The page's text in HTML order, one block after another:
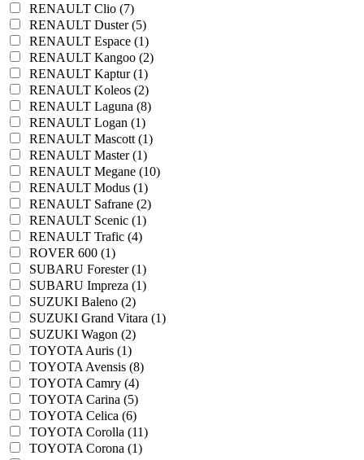
RENAULT Clio (7)
RENAULT Duster (5)
RENAULT Espace (1)
RENAULT Kangoo (2)
RENAULT Kaptur (1)
RENAULT Koleos (2)
RENAULT Laguna (8)
RENAULT Logan (1)
RENAULT Mascott (1)
RENAULT Master (1)
RENAULT Megane (10)
RENAULT Modus (1)
RENAULT Safrane (2)
RENAULT Scenic (1)
RENAULT Trafic (4)
ROVER 600 (1)
SUBARU Forester (1)
SUBARU Impreza (1)
SUZUKI Baleno (2)
SUZUKI Grand Vitara (1)
SUZUKI Wagon (2)
TOYOTA Auris (1)
TOYOTA Avensis (8)
TOYOTA Camry (4)
TOYOTA Carina (5)
TOYOTA Celica (6)
TOYOTA Corolla (11)
TOYOTA Corona (1)